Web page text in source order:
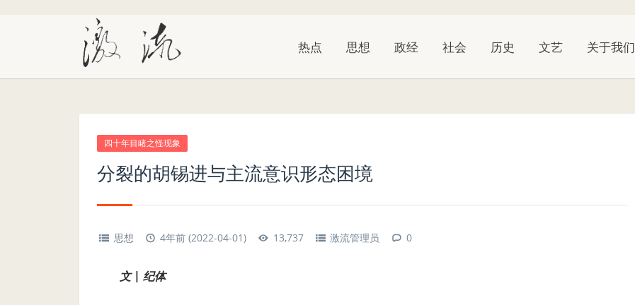
热点 思想 政经 社会 历史 文艺 关于我们
四十年目睹之怪现象
分裂的胡锡进与主流意识形态困境
思想 4年前 (2022-04-01) 13,737 激流管理员 0
文 | 纪体